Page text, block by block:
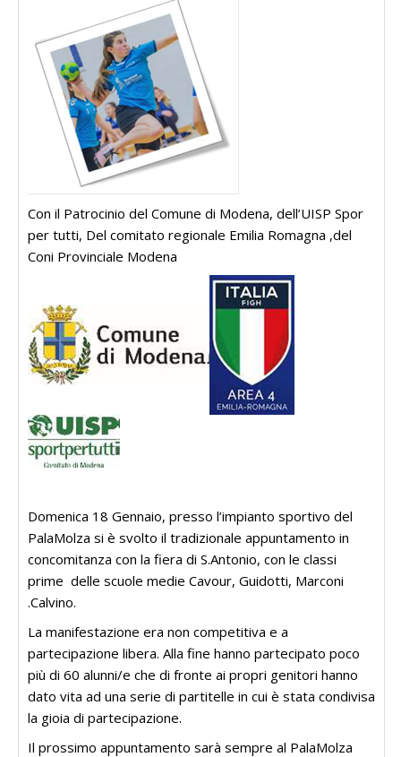
Con il Patrocinio del Comune di Modena, dell’UISP Spor
per tutti, Del comitato regionale Emilia Romagna ,del
Coni Provinciale Modena
Domenica 18 Gennaio, presso l’impianto sportivo del
PalaMolza si è svolto il tradizionale appuntamento in
concomitanza con la fiera di S.Antonio, con le classi
prime delle scuole medie Cavour, Guidotti, Marconi
.Calvino.
La manifestazione era non competitiva e a
partecipazione libera. Alla fine hanno partecipato poco
più di 60 alunni/e che di fronte ai propri genitori hanno
dato vita ad una serie di partitelle in cui è stata condivisa
la gioia di partecipazione.
Il prossimo appuntamento sarà sempre al PalaMolza